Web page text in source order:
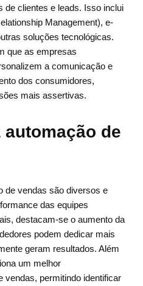
de clientes e leads. Isso inclui
Management), e-
soluções tecnológicas.
que as empresas
a comunicação e
dos consumidores,
mais assertivas.
de
de vendas são diversos e
das equipes
destacam-se o aumento da
podem dedicar mais
geram resultados. Além
um melhor
vendas, permitindo identificar